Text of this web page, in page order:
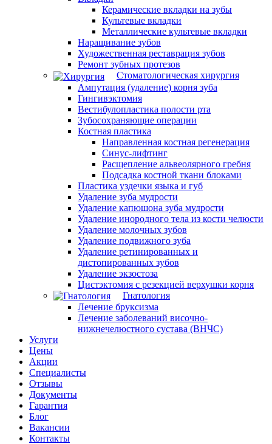
Керамические вкладки на зубы
Культевые вкладки
Металлические культевые вкладки
Наращивание зубов
Художественная реставрация зубов
Ремонт зубных протезов
Стоматологическая хирургия
Ампутация (удаление) корня зуба
Гингивэктомия
Вестибулопластика полости рта
Зубосохраняющие операции
Костная пластика
Направленная костная регенерация
Синус-лифтинг
Расщепление альвеолярного гребня
Подсадка костной ткани блоками
Пластика уздечки языка и губ
Удаление зуба мудрости
Удаление капюшона зуба мудрости
Удаление инородного тела из кости челюсти
Удаление молочных зубов
Удаление подвижного зуба
Удаление ретинированных и
дистопированных зубов
Удаление экзостоза
Цистэктомия с резекцией верхушки корня
Гнатология
Лечение бруксизма
Лечение заболеваний височно-
нижнечелюстного сустава (ВНЧС)
Услуги
Цены
Акции
Специалисты
Отзывы
Документы
Гарантия
Блог
Вакансии
Контакты